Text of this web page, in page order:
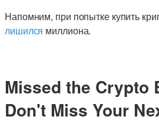
Напомним, при попытке купить
лишился миллиона.
Missed the Crypto
Don't Miss Your